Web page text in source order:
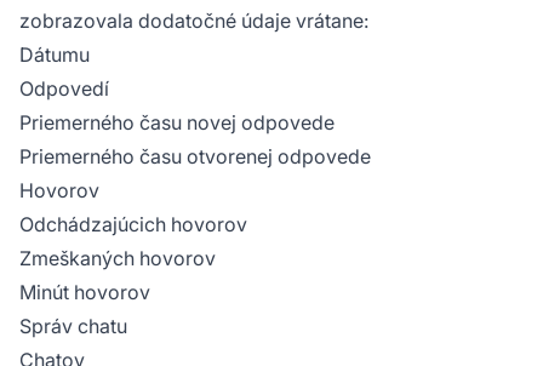
zobrazovala dodatočné údaje vrátane:
Dátumu
Odpovedí
Priemerného času novej odpovede
Priemerného času otvorenej odpovede
Hovorov
Odchádzajúcich hovorov
Zmeškaných hovorov
Minút hovorov
Správ chatu
Chatov